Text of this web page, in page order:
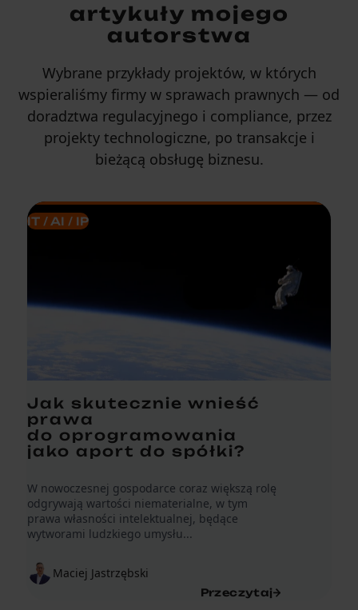
artykuły mojego
autorstwa
Wybrane przykłady projektów, w których
wspieraliśmy firmy w sprawach prawnych — od
doradztwa regulacyjnego i compliance, przez
projekty technologiczne, po transakcje i
bieżącą obsługę biznesu.
IT / AI / IP
Jak skutecznie wnieść
prawa
do oprogramowania
jako aport do spółki?
W nowoczesnej gospodarce coraz większą rolę
odgrywają wartości niematerialne, w tym
prawa własności intelektualnej, będące
wytworami ludzkiego umysłu...
Maciej Jastrzębski
Przeczytaj